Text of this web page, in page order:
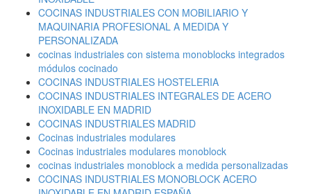
COCINAS INDUSTRIALES CON MOBILIARIO Y
MAQUINARIA PROFESIONAL A MEDIDA Y
PERSONALIZADA
cocinas industriales con sistema monoblocks integrados
módulos cocinado
COCINAS INDUSTRIALES HOSTELERIA
COCINAS INDUSTRIALES INTEGRALES DE ACERO
INOXIDABLE EN MADRID
COCINAS INDUSTRIALES MADRID
Cocinas industriales modulares
Cocinas industriales modulares monoblock
cocinas industriales monoblock a medida personalizadas
COCINAS INDUSTRIALES MONOBLOCK ACERO